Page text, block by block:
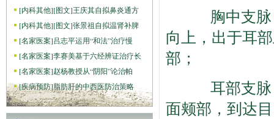
[内科其他][图文]王庆其自拟鼻炎通方
[内科其他][图文]张景祖自拟温肾补脾
[名家医案]吕志平运用“和法”治疗慢
[名家医案]李赛美基于六经辨证治疗长
[名家医案]赵杨教授从“阴阳”论治帕
[疾病预防]脂肪肝的中西医防治策略
胸中支脉
向上，出于耳
部；
耳部支脉
面颊部，到达